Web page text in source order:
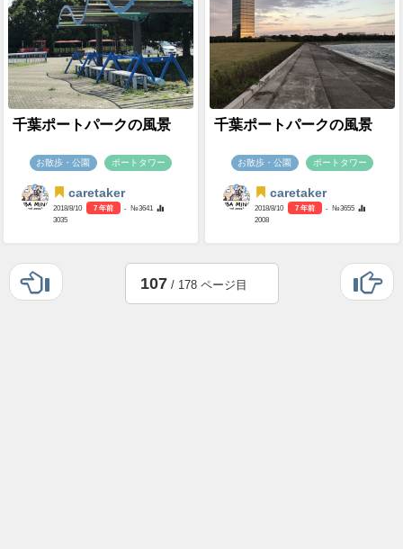
千葉ポートパークの風景
お散歩・公園 ポートタワー
caretaker
2018/8/10 7 年前
- №3641
3035
千葉ポートパークの風景
お散歩・公園 ポートタワー
caretaker
2018/8/10 7 年前
- №3655
2008
107 / 178 ページ目